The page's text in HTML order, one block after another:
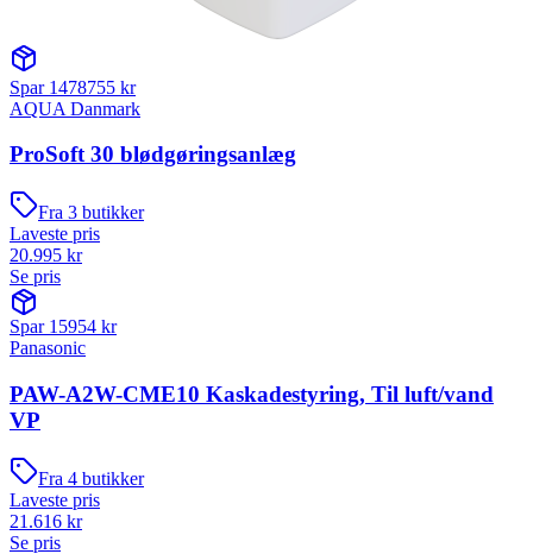
Spar 1478755 kr
AQUA Danmark
ProSoft 30 blødgøringsanlæg
Fra 3 butikker
Laveste pris
20.995 kr
Se pris
Spar 15954 kr
Panasonic
PAW-A2W-CME10 Kaskadestyring, Til luft/vand
VP
Fra 4 butikker
Laveste pris
21.616 kr
Se pris